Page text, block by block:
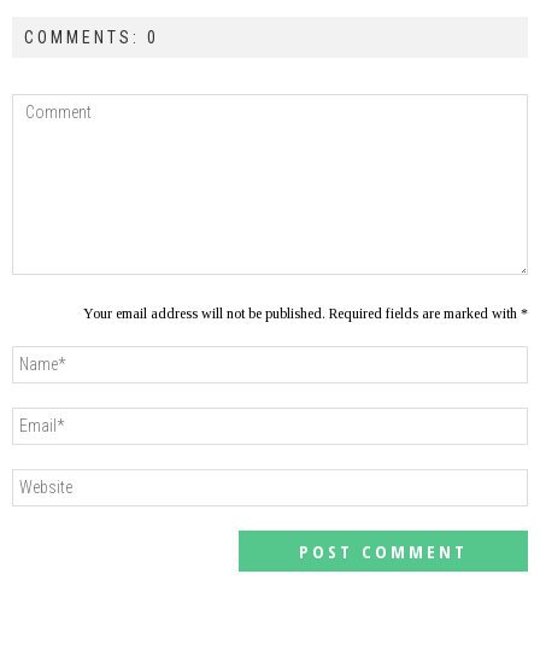
COMMENTS: 0
Your email address will not be published. Required fields are marked with *